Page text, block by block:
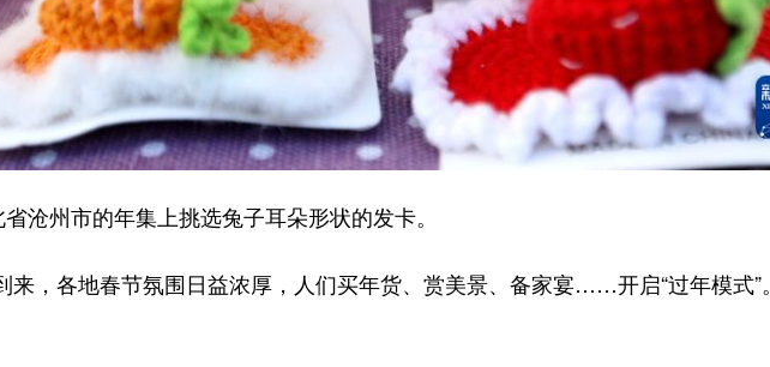
州市的年集上挑选兔子耳朵形状的发卡。
，各地春节氛围日益浓厚，人们买年货、赏美景、备家宴……开启“过年模式”。